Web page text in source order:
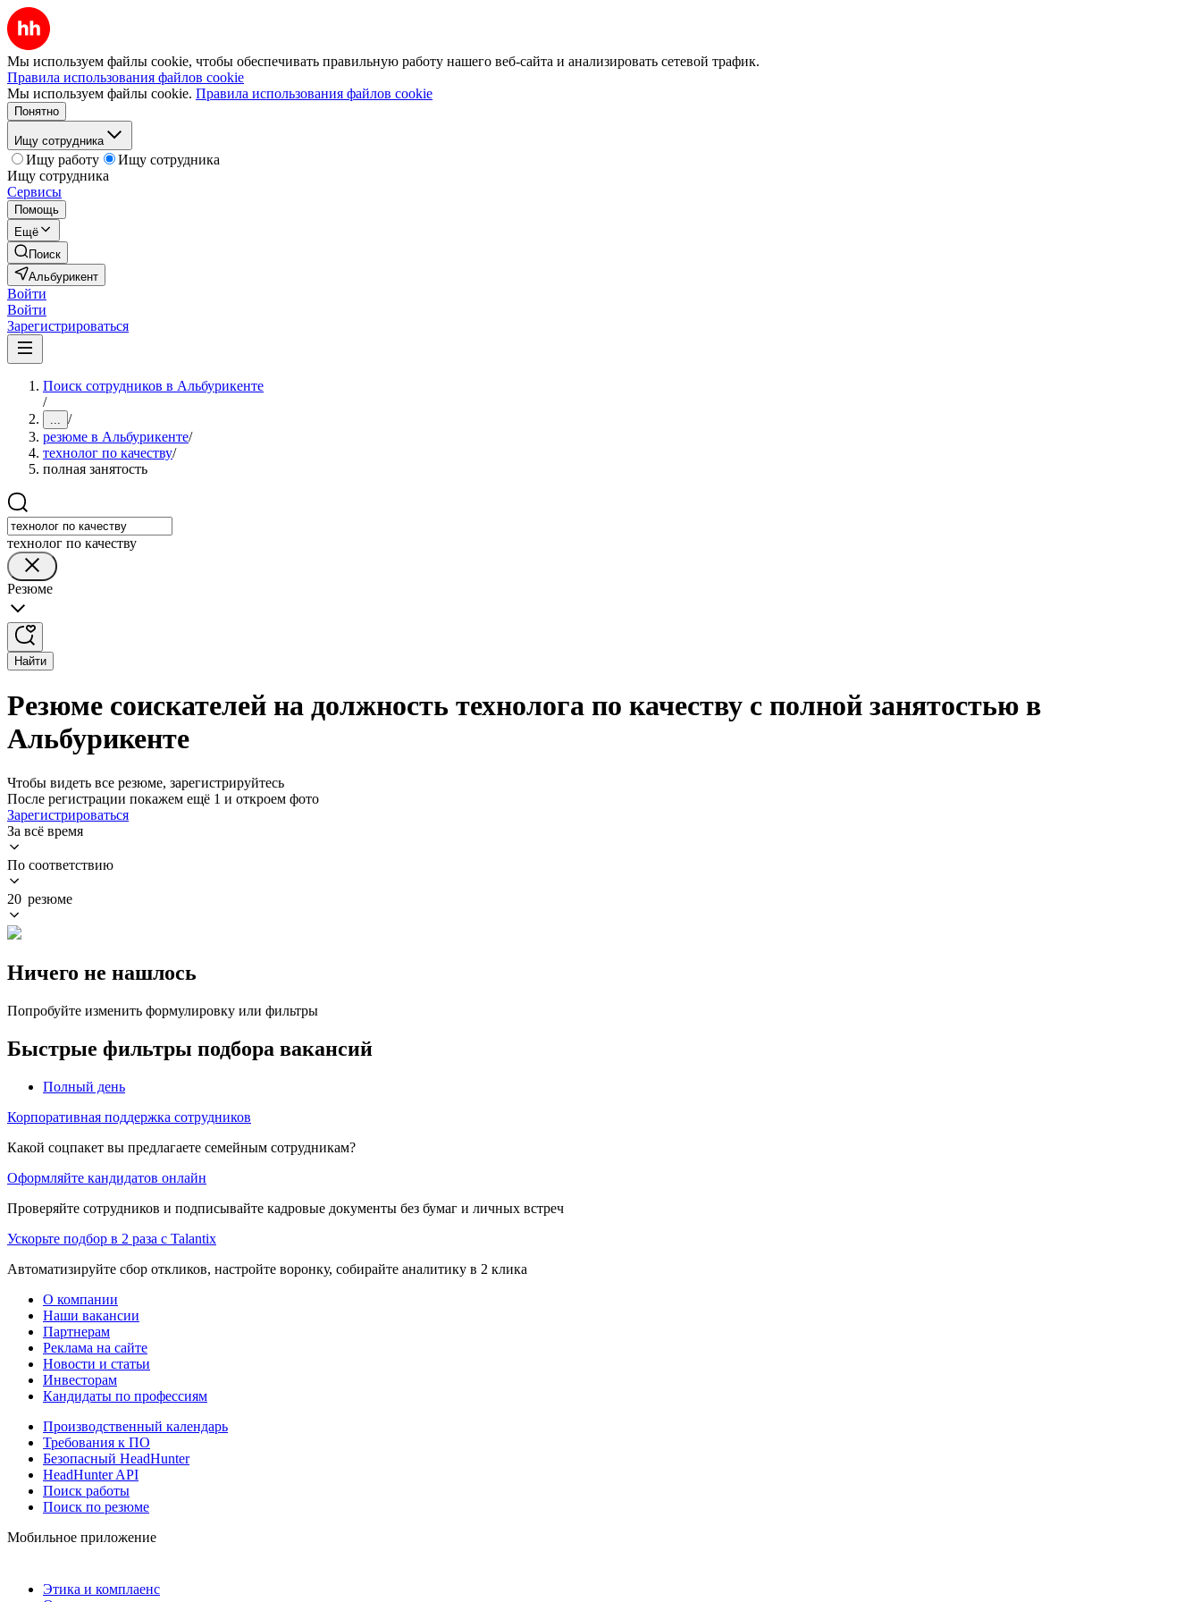
Мы используем файлы cookie, чтобы обеспечивать правильную работу нашего веб-сайта и анализировать сетевой трафик.
Правила использования файлов cookie
Мы используем файлы cookie. Правила использования файлов cookie
Понятно
Ищу сотрудника
Ищу работу
Ищу сотрудника
Ищу сотрудника
Сервисы
Помощь
Ещё
Поиск
Альбурикент
Войти
Войти
Зарегистрироваться
Поиск сотрудников в Альбурикенте
/
... /
резюме в Альбурикенте/
технолог по качеству/
полная занятость
технолог по качеству
Резюме
Найти
Резюме соискателей на должность технолога по качеству с полной занятостью в
Альбурикенте
Чтобы видеть все резюме, зарегистрируйтесь
После регистрации покажем ещё 1 и откроем фото
Зарегистрироваться
За всё время
По соответствию
20 резюме
Ничего не нашлось
Попробуйте изменить формулировку или фильтры
Быстрые фильтры подбора вакансий
Полный день
Корпоративная поддержка сотрудников
Какой соцпакет вы предлагаете семейным сотрудникам?
Оформляйте кандидатов онлайн
Проверяйте сотрудников и подписывайте кадровые документы без бумаг и личных встреч
Ускорьте подбор в 2 раза с Talantix
Автоматизируйте сбор откликов, настройте воронку, собирайте аналитику в 2 клика
О компании
Наши вакансии
Партнерам
Реклама на сайте
Новости и статьи
Инвесторам
Кандидаты по профессиям
Производственный календарь
Требования к ПО
Безопасный HeadHunter
HeadHunter API
Поиск работы
Поиск по резюме
Мобильное приложение
Этика и комплаенс